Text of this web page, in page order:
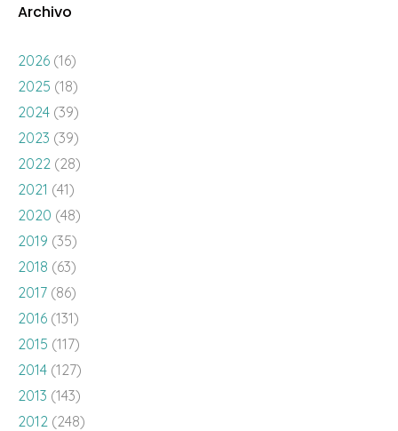
Archivo
2026 (16)
2025 (18)
2024 (39)
2023 (39)
2022 (28)
2021 (41)
2020 (48)
2019 (35)
2018 (63)
2017 (86)
2016 (131)
2015 (117)
2014 (127)
2013 (143)
2012 (248)